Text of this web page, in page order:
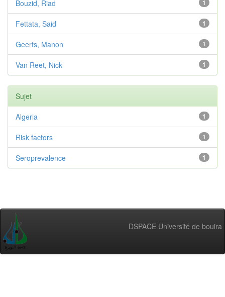
1
Bouzid, Riad
1
Fettata, Said
1
Geerts, Manon
1
Van Reet, Nick
Sujet
1
Algeria
1
Risk factors
1
Seroprevalence
DSPACE Université de bouira